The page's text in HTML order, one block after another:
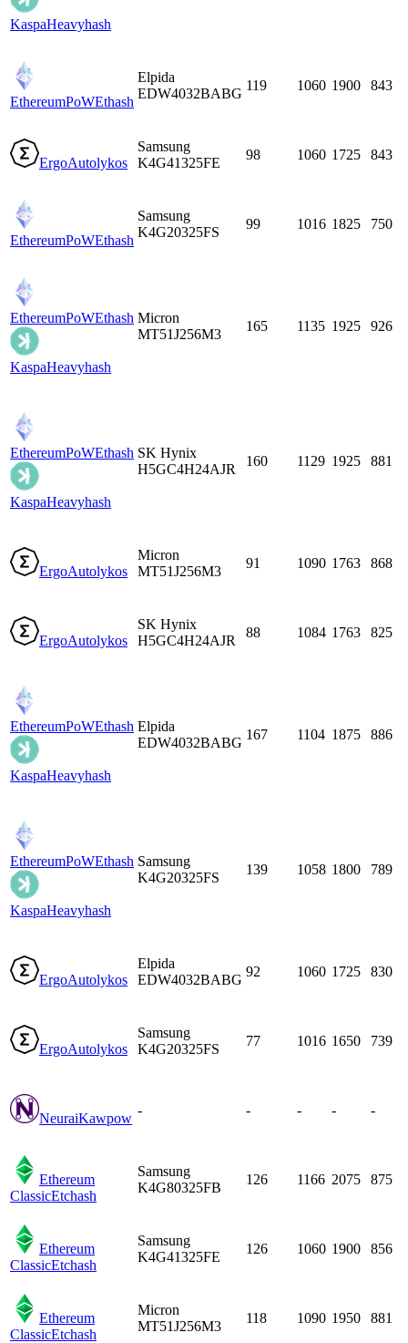
KaspaHeavyhash
EthereumPoWEthash
Elpida
EDW4032BABG
119 1060 1900 843
ErgoAutolykos
Samsung
K4G41325FE
98 1060 1725 843
EthereumPoWEthash
Samsung
K4G20325FS
99 1016 1825 750
EthereumPoWEthash
KaspaHeavyhash
Micron
MT51J256M3
165 1135 1925 926
EthereumPoWEthash
KaspaHeavyhash
SK Hynix
H5GC4H24AJR
160 1129 1925 881
ErgoAutolykos
Micron
MT51J256M3
91 1090 1763 868
ErgoAutolykos
SK Hynix
H5GC4H24AJR
88 1084 1763 825
EthereumPoWEthash
KaspaHeavyhash
Elpida
EDW4032BABG
167 1104 1875 886
EthereumPoWEthash
KaspaHeavyhash
Samsung
K4G20325FS
139 1058 1800 789
ErgoAutolykos
Elpida
EDW4032BABG
92 1060 1725 830
ErgoAutolykos
Samsung
K4G20325FS
77 1016 1650 739
NeuraiKawpow
- - - - -
Ethereum
ClassicEtchash
Samsung
K4G80325FB
126 1166 2075 875
Ethereum
ClassicEtchash
Samsung
K4G41325FE
126 1060 1900 856
Ethereum
ClassicEtchash
Micron
MT51J256M3
118 1090 1950 881